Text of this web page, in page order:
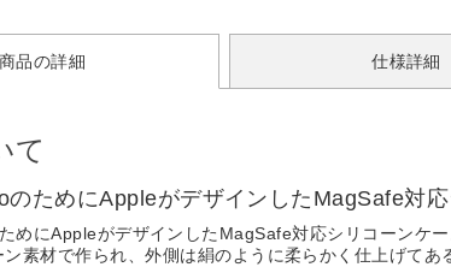
商品の詳細 仕様詳細
て
ためにAppleがデザインしたMagSafe対
めにAppleがデザインしたMagSafe対応シリコーンケ
素材で作られ、外側は絹のように柔らかく仕上げて